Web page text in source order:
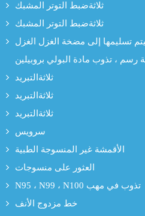
ثلاثةضبط التوتر المشبك
ثلاثةضبط التوتر المشبك
تسليمها إلى مضخة الغزل الغزل
رسم ، تذوب مادة البولي بروبيلين
ثلاثةالتبريد
ثلاثةالتبريد
ثلاثةالتبريد
سرویس
الأقمشة غير المنسوجة الطبية
العثور على منسوجات
N95 ، N99 ، N100 تذوب في مهب
خط مزدوج الأنف